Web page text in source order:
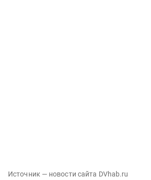
Источник — новости сайта DVhab.ru